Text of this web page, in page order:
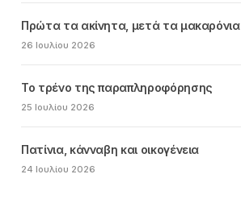
Πρώτα τα ακίνητα, μετά τα μακαρόνια
26 Ιουλίου 2026
Το τρένο της παραπληροφόρησης
25 Ιουλίου 2026
Πατίνια, κάνναβη και οικογένεια
24 Ιουλίου 2026